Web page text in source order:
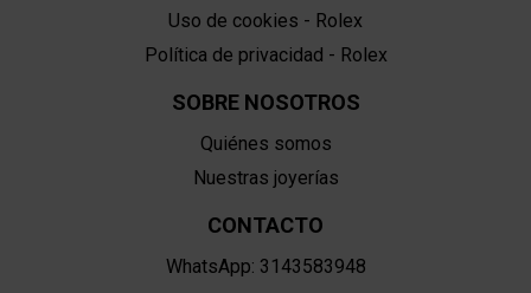
Uso de cookies - Rolex
Política de privacidad - Rolex
SOBRE NOSOTROS
Quiénes somos
Nuestras joyerías
CONTACTO
WhatsApp: 3143583948